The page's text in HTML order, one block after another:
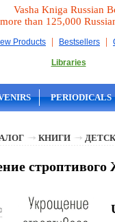
Vasha Kniga Russian
more than 125,000
Products | Bestsellers |
Libraries
PERIODICALS
КНИГИ
строптивого